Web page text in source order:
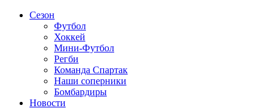
Сезон
Футбол
Хоккей
Мини-Футбол
Регби
Команда Спартак
Наши соперники
Бомбардиры
Новости